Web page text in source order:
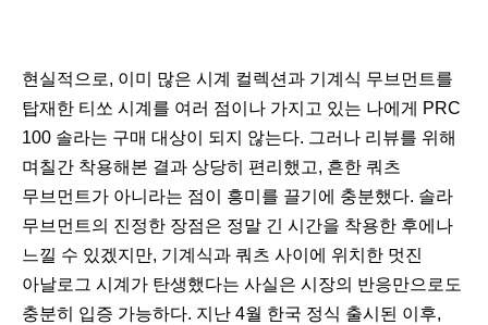
현실적으로, 이미 많은 시계 컬렉션과 기계식 무브먼트를
탑재한 티쏘 시계를 여러 점이나 가지고 있는 나에게 PRC
100 솔라는 구매 대상이 되지 않는다. 그러나 리뷰를 위해
며칠간 착용해본 결과 상당히 편리했고, 흔한 쿼츠
무브먼트가 아니라는 점이 흥미를 끌기에 충분했다. 솔라
무브먼트의 진정한 장점은 정말 긴 시간을 착용한 후에나
느낄 수 있겠지만, 기계식과 쿼츠 사이에 위치한 멋진
아날로그 시계가 탄생했다는 사실은 시장의 반응만으로도
충분히 입증 가능하다. 지난 4월 한국 정식 출시된 이후,